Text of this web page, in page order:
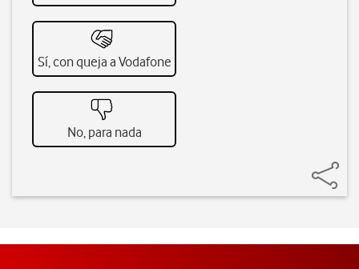
Sí, con queja a Vodafone
No, para nada